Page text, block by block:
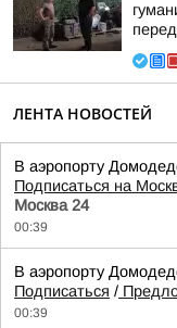
ЛЕНТА НОВОСТЕЙ
В аэропорту
Подписаться на
Москва 24
00:39
В аэропорту
Подписаться /
00:39